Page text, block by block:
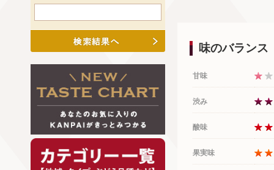
味のバランス
甘味
渋み
酸味
果実味